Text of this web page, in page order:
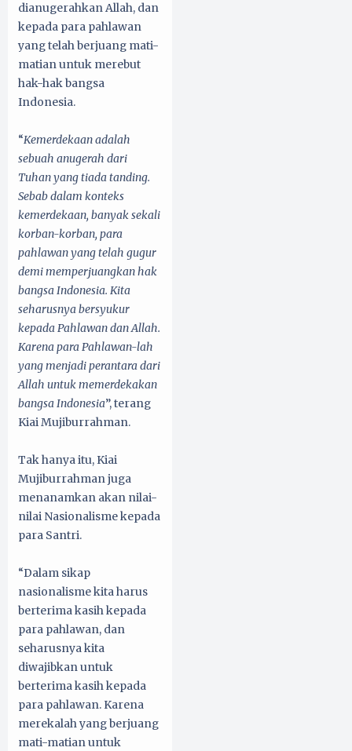
dianugerahkan Allah, dan
kepada para pahlawan
yang telah berjuang mati-
matian untuk merebut
hak-hak bangsa
Indonesia.
“Kemerdekaan adalah
sebuah anugerah dari
Tuhan yang tiada tanding.
Sebab dalam konteks
kemerdekaan, banyak sekali
korban-korban, para
pahlawan yang telah gugur
demi memperjuangkan hak
bangsa Indonesia. Kita
seharusnya bersyukur
kepada Pahlawan dan Allah.
Karena para Pahlawan-lah
yang menjadi perantara dari
Allah untuk memerdekakan
bangsa Indonesia”, terang
Kiai Mujiburrahman.
Tak hanya itu, Kiai
Mujiburrahman juga
menanamkan akan nilai-
nilai Nasionalisme kepada
para Santri.
“Dalam sikap
nasionalisme kita harus
berterima kasih kepada
para pahlawan, dan
seharusnya kita
diwajibkan untuk
berterima kasih kepada
para pahlawan. Karena
merekalah yang berjuang
mati-matian untuk